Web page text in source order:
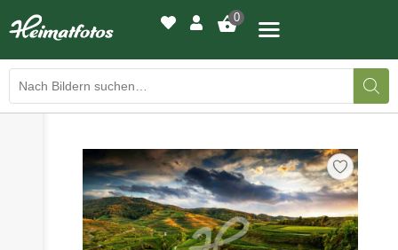
0
BILDERGALERIE
DRUCKQUALITÄTEN
LED-LEUCHTBILDER